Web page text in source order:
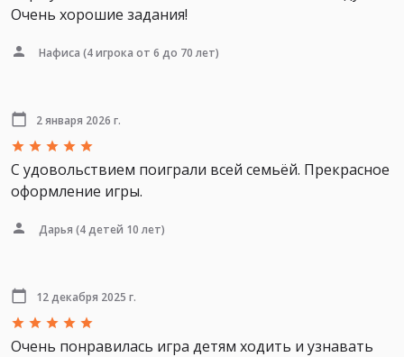
Очень хорошие задания!
Нафиса (4 игрока от 6 до 70 лет)
2 января 2026 г.
С удовольствием поиграли всей семьёй. Прекрасное
оформление игры.
Дарья (4 детей 10 лет)
12 декабря 2025 г.
Очень понравилась игра детям ходить и узнавать